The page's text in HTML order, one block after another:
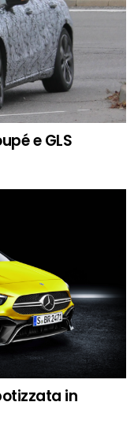
e GLS
in